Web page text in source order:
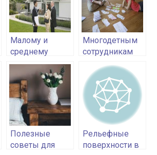
Малому и
среднему
бизнесу
установили
бессрочные
льготы на
выкуп
арендуемого
имущества
Многодетным
сотрудникам
отпуска нужно
будет
предоставлять
в любое время
Полезные
советы для
Рельефные
поверхности в